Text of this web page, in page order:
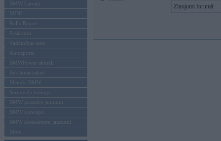
BMW Latvijā
MINI
Rolls-Royce
Pasākumi
Vadāmības tests
Autosports
BMWPower aktuāli
Reklāmas raksti
Mēneša BMW
Sērijveida tūnings
BMW pasaules jaunumi
BMW koncepti
BMW konkurentu jaunumi
Moto
Ziņojumi forumā: